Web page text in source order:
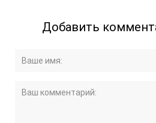
Добавить